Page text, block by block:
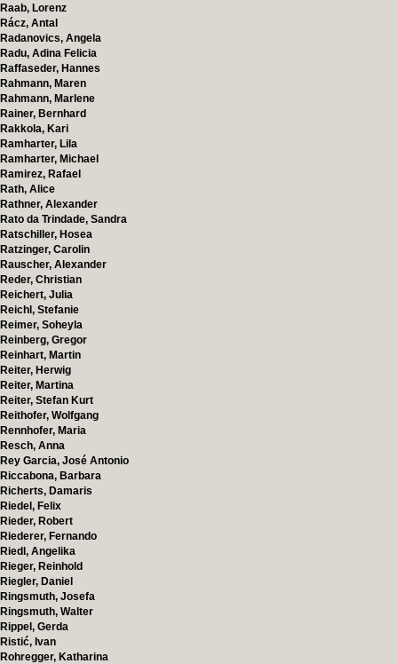
Raab, Lorenz
Rácz, Antal
Radanovics, Angela
Radu, Adina Felicia
Raffaseder, Hannes
Rahmann, Maren
Rahmann, Marlene
Rainer, Bernhard
Rakkola, Kari
Ramharter, Lila
Ramharter, Michael
Ramirez, Rafael
Rath, Alice
Rathner, Alexander
Rato da Trindade, Sandra
Ratschiller, Hosea
Ratzinger, Carolin
Rauscher, Alexander
Reder, Christian
Reichert, Julia
Reichl, Stefanie
Reimer, Soheyla
Reinberg, Gregor
Reinhart, Martin
Reiter, Herwig
Reiter, Martina
Reiter, Stefan Kurt
Reithofer, Wolfgang
Rennhofer, Maria
Resch, Anna
Rey Garcia, José Antonio
Riccabona, Barbara
Richerts, Damaris
Riedel, Felix
Rieder, Robert
Riederer, Fernando
Riedl, Angelika
Rieger, Reinhold
Riegler, Daniel
Ringsmuth, Josefa
Ringsmuth, Walter
Rippel, Gerda
Ristić, Ivan
Rohregger, Katharina